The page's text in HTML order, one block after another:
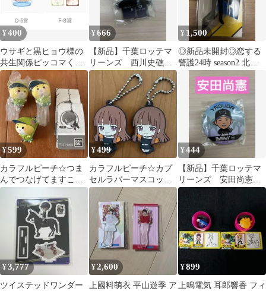
¥400
ウサギと黒ヒョウ様の
共生関係ピッコマくじ/
ラッセルアニマル ver.
カード 各１
¥666
【新品】千葉ロッテマ
リーンズ 西川史礁
BSW ユニホーム型ミニ
マグネット
¥ 1,500
◎新品未開封◎恋する
警護24時 season2 北沢
¥599
カラフルピーチ☆つま
んでつなげてますこっ
と2 シヴァさん
¥499
カラフルピーチ☆カプ
セルラバーマスコット
えとさん
¥444
【新品】千葉ロッテマ
リーンズ 安田尚憲
BSW 缶バッジ
¥3,777
ツイステッドワンダー
¥2,600
上國料萌衣 平山遊季 ア
¥899
上鳴電気 耳郎響香 フィ